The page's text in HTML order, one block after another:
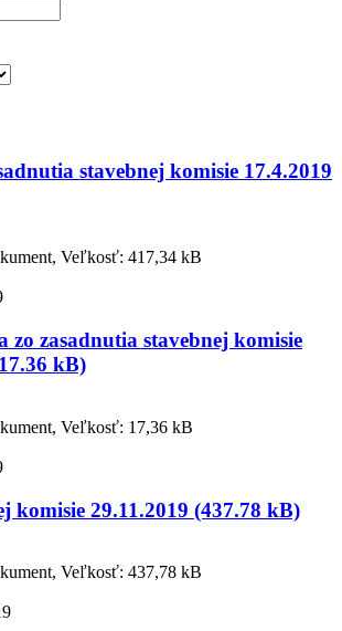
stavebnej komisie 17.4.2019
Veľkosť: 417,34 kB
zo zasadnutia stavebnej komisie
kB)
Veľkosť: 17,36 kB
komisie 29.11.2019 (437.78 kB)
Veľkosť: 437,78 kB